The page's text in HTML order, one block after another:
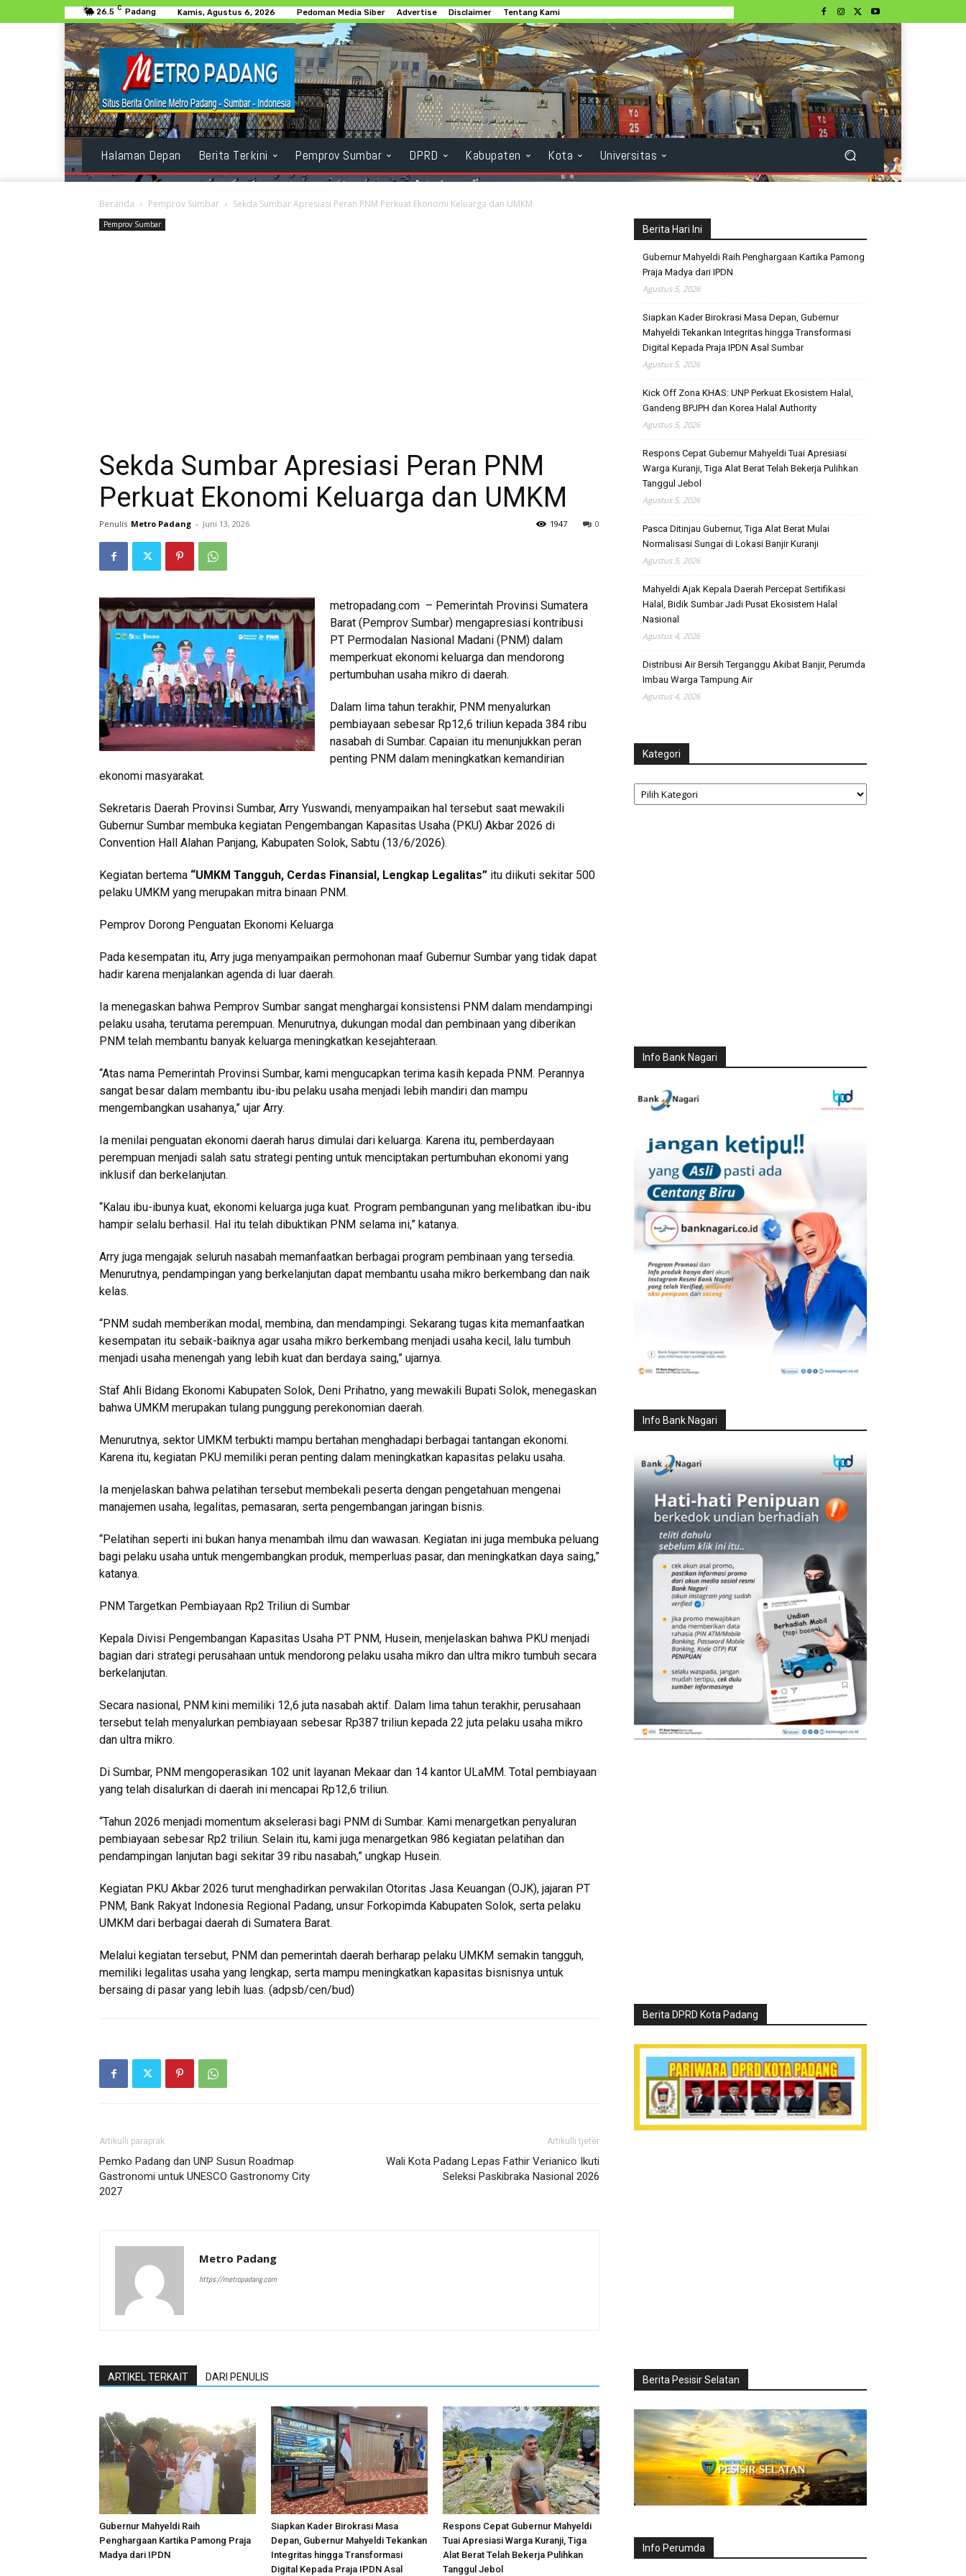
26.5 C Padang Kamis, Agustus 6, 2026 Pedoman Media Siber Advertise Disclaimer Tentang Kami
Halaman Depan Berita Terkini Pemprov Sumbar DPRD Kabupaten Kota Universitas
Beranda Pemprov Sumbar Sekda Sumbar Apresiasi Peran PNM Perkuat Ekonomi Keluarga dan UMKM
Pemprov Sumbar
Sekda Sumbar Apresiasi Peran PNM
Perkuat Ekonomi Keluarga dan UMKM
Penulis Metro Padang - Juni 13, 2026 0
1947
metropadang.com – Pemerintah Provinsi Sumatera
Barat (Pemprov Sumbar) mengapresiasi kontribusi
PT Permodalan Nasional Madani (PNM) dalam
memperkuat ekonomi keluarga dan mendorong
pertumbuhan usaha mikro di daerah.
Dalam lima tahun terakhir, PNM menyalurkan
pembiayaan sebesar Rp12,6 triliun kepada 384 ribu
nasabah di Sumbar. Capaian itu menunjukkan peran
penting PNM dalam meningkatkan kemandirian
ekonomi masyarakat.
Sekretaris Daerah Provinsi Sumbar, Arry Yuswandi, menyampaikan hal tersebut saat mewakili
Gubernur Sumbar membuka kegiatan Pengembangan Kapasitas Usaha (PKU) Akbar 2026 di
Convention Hall Alahan Panjang, Kabupaten Solok, Sabtu (13/6/2026).
Kegiatan bertema “UMKM Tangguh, Cerdas Finansial, Lengkap Legalitas” itu diikuti sekitar 500
pelaku UMKM yang merupakan mitra binaan PNM.
Pemprov Dorong Penguatan Ekonomi Keluarga
Pada kesempatan itu, Arry juga menyampaikan permohonan maaf Gubernur Sumbar yang tidak dapat
hadir karena menjalankan agenda di luar daerah.
Ia menegaskan bahwa Pemprov Sumbar sangat menghargai konsistensi PNM dalam mendampingi
pelaku usaha, terutama perempuan. Menurutnya, dukungan modal dan pembinaan yang diberikan
PNM telah membantu banyak keluarga meningkatkan kesejahteraan.
“Atas nama Pemerintah Provinsi Sumbar, kami mengucapkan terima kasih kepada PNM. Perannya
sangat besar dalam membantu ibu-ibu pelaku usaha menjadi lebih mandiri dan mampu
mengembangkan usahanya,” ujar Arry.
Ia menilai penguatan ekonomi daerah harus dimulai dari keluarga. Karena itu, pemberdayaan
perempuan menjadi salah satu strategi penting untuk menciptakan pertumbuhan ekonomi yang
inklusif dan berkelanjutan.
“Kalau ibu-ibunya kuat, ekonomi keluarga juga kuat. Program pembangunan yang melibatkan ibu-ibu
hampir selalu berhasil. Hal itu telah dibuktikan PNM selama ini,” katanya.
Arry juga mengajak seluruh nasabah memanfaatkan berbagai program pembinaan yang tersedia.
Menurutnya, pendampingan yang berkelanjutan dapat membantu usaha mikro berkembang dan naik
kelas.
“PNM sudah memberikan modal, membina, dan mendampingi. Sekarang tugas kita memanfaatkan
kesempatan itu sebaik-baiknya agar usaha mikro berkembang menjadi usaha kecil, lalu tumbuh
menjadi usaha menengah yang lebih kuat dan berdaya saing,” ujarnya.
Staf Ahli Bidang Ekonomi Kabupaten Solok, Deni Prihatno, yang mewakili Bupati Solok, menegaskan
bahwa UMKM merupakan tulang punggung perekonomian daerah.
Menurutnya, sektor UMKM terbukti mampu bertahan menghadapi berbagai tantangan ekonomi.
Karena itu, kegiatan PKU memiliki peran penting dalam meningkatkan kapasitas pelaku usaha.
Ia menjelaskan bahwa pelatihan tersebut membekali peserta dengan pengetahuan mengenai
manajemen usaha, legalitas, pemasaran, serta pengembangan jaringan bisnis.
“Pelatihan seperti ini bukan hanya menambah ilmu dan wawasan. Kegiatan ini juga membuka peluang
bagi pelaku usaha untuk mengembangkan produk, memperluas pasar, dan meningkatkan daya saing,”
katanya.
PNM Targetkan Pembiayaan Rp2 Triliun di Sumbar
Kepala Divisi Pengembangan Kapasitas Usaha PT PNM, Husein, menjelaskan bahwa PKU menjadi
bagian dari strategi perusahaan untuk mendorong pelaku usaha mikro dan ultra mikro tumbuh secara
berkelanjutan.
Secara nasional, PNM kini memiliki 12,6 juta nasabah aktif. Dalam lima tahun terakhir, perusahaan
tersebut telah menyalurkan pembiayaan sebesar Rp387 triliun kepada 22 juta pelaku usaha mikro
dan ultra mikro.
Di Sumbar, PNM mengoperasikan 102 unit layanan Mekaar dan 14 kantor ULaMM. Total pembiayaan
yang telah disalurkan di daerah ini mencapai Rp12,6 triliun.
“Tahun 2026 menjadi momentum akselerasi bagi PNM di Sumbar. Kami menargetkan penyaluran
pembiayaan sebesar Rp2 triliun. Selain itu, kami juga menargetkan 986 kegiatan pelatihan dan
pendampingan lanjutan bagi sekitar 39 ribu nasabah,” ungkap Husein.
Kegiatan PKU Akbar 2026 turut menghadirkan perwakilan Otoritas Jasa Keuangan (OJK), jajaran PT
PNM, Bank Rakyat Indonesia Regional Padang, unsur Forkopimda Kabupaten Solok, serta pelaku
UMKM dari berbagai daerah di Sumatera Barat.
Melalui kegiatan tersebut, PNM dan pemerintah daerah berharap pelaku UMKM semakin tangguh,
memiliki legalitas usaha yang lengkap, serta mampu meningkatkan kapasitas bisnisnya untuk
bersaing di pasar yang lebih luas. (adpsb/cen/bud)
Artikulli paraprak
Pemko Padang dan UNP Susun Roadmap
Gastronomi untuk UNESCO Gastronomy City
2027
Artikulli tjetër
Wali Kota Padang Lepas Fathir Verianico Ikuti
Seleksi Paskibraka Nasional 2026
Metro Padang
https://metropadang.com
ARTIKEL TERKAIT DARI PENULIS
Gubernur Mahyeldi Raih
Penghargaan Kartika Pamong Praja
Madya dari IPDN
Siapkan Kader Birokrasi Masa
Depan, Gubernur Mahyeldi Tekankan
Integritas hingga Transformasi
Digital Kepada Praja IPDN Asal
Respons Cepat Gubernur Mahyeldi
Tuai Apresiasi Warga Kuranji, Tiga
Alat Berat Telah Bekerja Pulihkan
Tanggul Jebol
Berita Hari Ini
Gubernur Mahyeldi Raih Penghargaan Kartika Pamong
Praja Madya dari IPDN
Agustus 5, 2026
Siapkan Kader Birokrasi Masa Depan, Gubernur
Mahyeldi Tekankan Integritas hingga Transformasi
Digital Kepada Praja IPDN Asal Sumbar
Agustus 5, 2026
Kick Off Zona KHAS: UNP Perkuat Ekosistem Halal,
Gandeng BPJPH dan Korea Halal Authority
Agustus 5, 2026
Respons Cepat Gubernur Mahyeldi Tuai Apresiasi
Warga Kuranji, Tiga Alat Berat Telah Bekerja Pulihkan
Tanggul Jebol
Agustus 5, 2026
Pasca Ditinjau Gubernur, Tiga Alat Berat Mulai
Normalisasi Sungai di Lokasi Banjir Kuranji
Agustus 5, 2026
Mahyeldi Ajak Kepala Daerah Percepat Sertifikasi
Halal, Bidik Sumbar Jadi Pusat Ekosistem Halal
Nasional
Agustus 4, 2026
Distribusi Air Bersih Terganggu Akibat Banjir, Perumda
Imbau Warga Tampung Air
Agustus 4, 2026
Kategori
Kategori
Info Bank Nagari
Info Bank Nagari
Berita DPRD Kota Padang
Berita Pesisir Selatan
Info Perumda